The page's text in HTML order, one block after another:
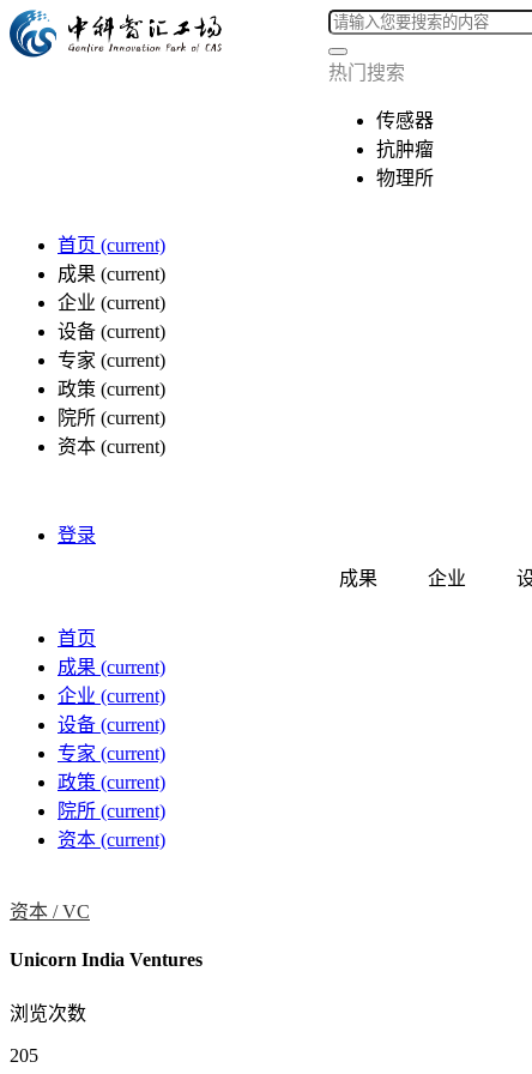
热门搜索
传感器
抗肿瘤
物理所
首页 (current)
成果 (current)
企业 (current)
设备 (current)
专家 (current)
政策 (current)
院所 (current)
资本 (current)
登录
成果 企业
首页
成果 (current)
企业 (current)
设备 (current)
专家 (current)
政策 (current)
院所 (current)
资本 (current)
资本 /VC
Unicorn India Ventures
浏览次数
205